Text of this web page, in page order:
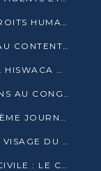
LE SLAM ÉLÈVE LA VOIX POUR LES DROITS HUMAINS À BRAZZAVILLE
JUSTICE : DES MAGISTRATS FORMÉS AU CONTENTIEUX DE LA PROPRIÉTÉ INTELLECTUELLE
STATISTIQUES : LE PROJET RÉGIONAL HISWACA OFFICIELLEMENT LANCÉ AU CONGO
4182 VIOLATIONS DES DROITS HUMAINS AU CONGO EN 2025 SELON LE CAD
PNLS : BRAZZAVILLE ACCUEILLE LA 2ÈME JOURNÉE SCIENTIFIQUE SUR LE VIH/SIDA
PESTY KANGA, L’OPV QUI CHANGE LE VISAGE DU REPORTAGE AU CONGO
JOURNÉE MONDIALE DE L’AVIATION CIVILE : LE CONGO MISE SUR L’INNOVATION ET LA SÉCURITÉ